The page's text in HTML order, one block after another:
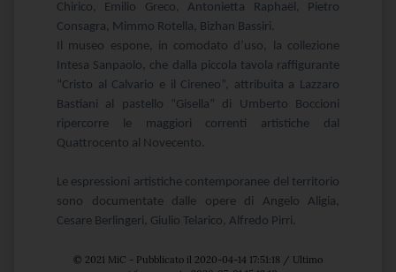
Chirico, Emilio Greco, Antonietta Raphaël, Pietro
Consagra, Mimmo Rotella, Bizhan Bassiri.
Il museo espone, in comodato d’uso, la collezione
Intesa Sanpaolo, che dalla piccola tavola raffigurante
“Cristo al Calvario e il Cireneo”, attribuita a Lazzaro
Bastiani al pastello “Gisella” di Umberto Boccioni
ripercorre le maggiori correnti artistiche dal
Quattrocento al Novecento.
Le espressioni artistiche contemporanee del territorio
sono documentate dalle opere di Angelo Aligia,
Cesare Berlingeri, Giulio Telarico, Alfredo Pirri.
© 2021 MiC - Pubblicato il 2020-04-14 17:51:18 / Ultimo